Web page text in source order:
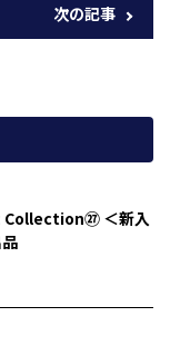
次の記事
㉗ ＜新入